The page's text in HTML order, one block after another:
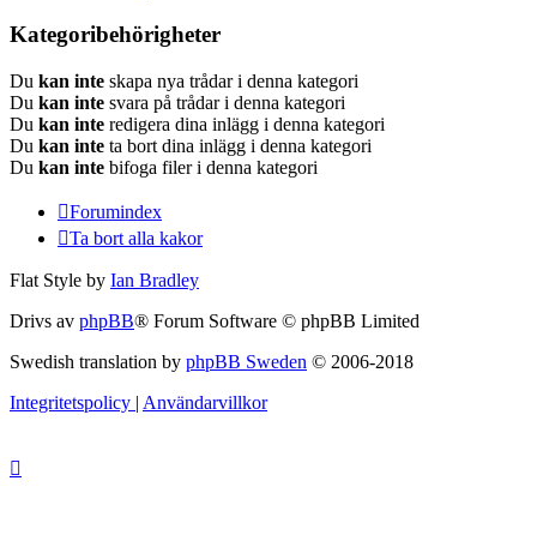
Kategoribehörigheter
Du kan inte skapa nya trådar i denna kategori
Du kan inte svara på trådar i denna kategori
Du kan inte redigera dina inlägg i denna kategori
Du kan inte ta bort dina inlägg i denna kategori
Du kan inte bifoga filer i denna kategori
Forumindex
Ta bort alla kakor
Flat Style by Ian Bradley
Drivs av phpBB® Forum Software © phpBB Limited
Swedish translation by phpBB Sweden © 2006-2018
Integritetspolicy | Användarvillkor